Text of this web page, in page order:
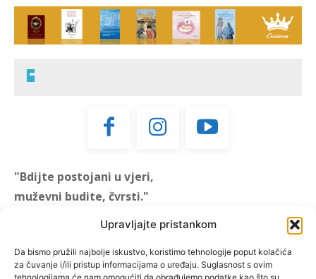
Upravljajte pristankom
Da bismo pružili najbolje iskustvo, koristimo tehnologije poput kolačića
za čuvanje i/ili pristup informacijama o uređaju. Suglasnost s ovim
"Bdijte postojani u vjeri,
muževni budite, čvrsti."
"Muževni budite" prvi je
hrvatski portal za katoličke